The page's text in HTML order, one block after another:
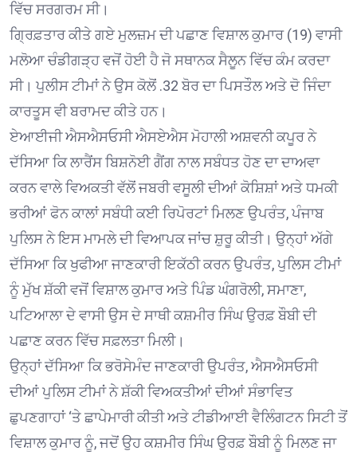
ਵਿੱਚ ਸਰਗਰਮ ਸੀ।
ਗ੍ਰਿਫ਼ਤਾਰ ਕੀਤੇ ਗਏ ਮੁਲਜ਼ਮ ਦੀ ਪਛਾਣ ਵਿਸ਼ਾਲ ਕੁਮਾਰ (19) ਵਾਸੀ
ਮਲੋਆ ਚੰਡੀਗੜ੍ਹ ਵਜੋਂ ਹੋਈ ਹੈ ਜੋ ਸਥਾਨਕ ਸੈਲੂਨ ਵਿੱਚ ਕੰਮ ਕਰਦਾ
ਸੀ। ਪੁਲੀਸ ਟੀਮਾਂ ਨੇ ਉਸ ਕੋਲੋਂ .32 ਬੋਰ ਦਾ ਪਿਸਤੌਲ ਅਤੇ ਦੋ ਜਿੰਦਾ
ਕਾਰਤੂਸ ਵੀ ਬਰਾਮਦ ਕੀਤੇ ਹਨ।
ਏਆਈਜੀ ਐਸਐਸਓਸੀ ਐਸਏਐਸ ਮੋਹਾਲੀ ਅਸ਼ਵਨੀ ਕਪੂਰ ਨੇ
ਦੱਸਿਆ ਕਿ ਲਾਰੈਂਸ ਬਿਸ਼ਨੋਈ ਗੈਂਗ ਨਾਲ ਸਬੰਧਤ ਹੋਣ ਦਾ ਦਾਅਵਾ
ਕਰਨ ਵਾਲੇ ਵਿਅਕਤੀ ਵੱਲੋਂ ਜਬਰੀ ਵਸੂਲੀ ਦੀਆਂ ਕੋਸ਼ਿਸ਼ਾਂ ਅਤੇ ਧਮਕੀ
ਭਰੀਆਂ ਫੋਨ ਕਾਲਾਂ ਸਬੰਧੀ ਕਈ ਰਿਪੋਰਟਾਂ ਮਿਲਣ ਉਪਰੰਤ, ਪੰਜਾਬ
ਪੁਲਿਸ ਨੇ ਇਸ ਮਾਮਲੇ ਦੀ ਵਿਆਪਕ ਜਾਂਚ ਸ਼ੁਰੂ ਕੀਤੀ। ਉਨ੍ਹਾਂ ਅੱਗੇ
ਦੱਸਿਆ ਕਿ ਖੁਫੀਆ ਜਾਣਕਾਰੀ ਇਕੱਠੀ ਕਰਨ ਉਪਰੰਤ, ਪੁਲਿਸ ਟੀਮਾਂ
ਨੂੰ ਮੁੱਖ ਸ਼ੱਕੀ ਵਜੋਂ ਵਿਸ਼ਾਲ ਕੁਮਾਰ ਅਤੇ ਪਿੰਡ ਘੰਗਰੋਲੀ, ਸਮਾਣਾ,
ਪਟਿਆਲਾ ਦੇ ਵਾਸੀ ਉਸ ਦੇ ਸਾਥੀ ਕਸ਼ਮੀਰ ਸਿੰਘ ਉਰਫ਼ ਬੌਬੀ ਦੀ
ਪਛਾਣ ਕਰਨ ਵਿੱਚ ਸਫ਼ਲਤਾ ਮਿਲੀ।
ਉਨ੍ਹਾਂ ਦੱਸਿਆ ਕਿ ਭਰੋਸੇਮੰਦ ਜਾਣਕਾਰੀ ਉਪਰੰਤ, ਐਸਐਸਓਸੀ
ਦੀਆਂ ਪੁਲਿਸ ਟੀਮਾਂ ਨੇ ਸ਼ੱਕੀ ਵਿਅਕਤੀਆਂ ਦੀਆਂ ਸੰਭਾਵਿਤ
ਛੁਪਣਗਾਹਾਂ ‘ਤੇ ਛਾਪੇਮਾਰੀ ਕੀਤੀ ਅਤੇ ਟੀਡੀਆਈ ਵੈਲਿੰਗਟਨ ਸਿਟੀ ਤੋਂ
ਵਿਸ਼ਾਲ ਕੁਮਾਰ ਨੂੰ, ਜਦੋਂ ਉਹ ਕਸ਼ਮੀਰ ਸਿੰਘ ਉਰਫ਼ ਬੌਬੀ ਨੂੰ ਮਿਲਣ ਜਾ